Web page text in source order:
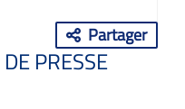
PRESSE
Partager